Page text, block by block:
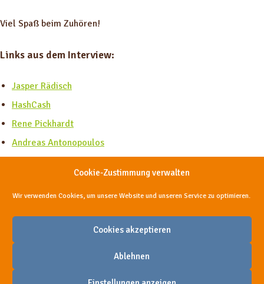
Cookie-Zustimmung verwalten
Wir verwenden Cookies, um unsere Website und unseren Service zu optimieren.
Cookies akzeptieren
Ablehnen
Viel Spaß beim Zuhören!
Links aus dem Interview:
Jasper Rädisch
HashCash
Rene Pickhardt
Andreas Antonopoulos